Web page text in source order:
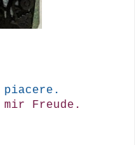
piacere.
mir Freude.